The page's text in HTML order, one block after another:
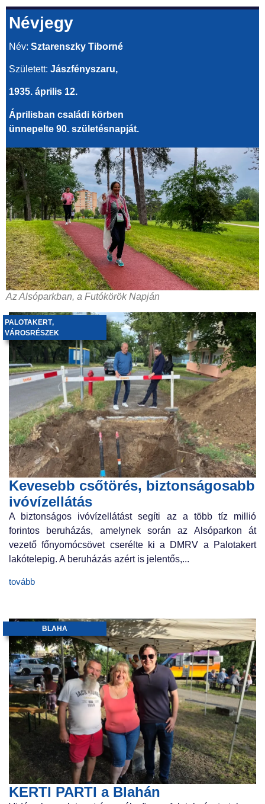
Névjegy
Név: Sztarenszky Tiborné
Született: Jászfényszaru,
1935. április 12.
Áprilisban családi körben
ünnepelte 90. születésnapját.
Az Alsóparkban, a Futókörök Napján
Kevesebb csőtörés, biztonságosabb
ivóvízellátás
PALOTAKERT,
VÁROSRÉSZEK
A biztonságos ivóvízellátást segíti az a több tíz millió
forintos beruházás, amelynek során az Alsóparkon át
vezető főnyomócsövet cserélte ki a DMRV a Palotakert
lakótelepig. A beruházás azért is jelentős,...
tovább
KERTI PARTI a Blahán
BLAHA